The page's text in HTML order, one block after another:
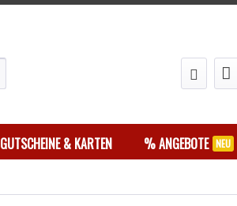
GUTSCHEINE & KARTEN % ANGEBOTE